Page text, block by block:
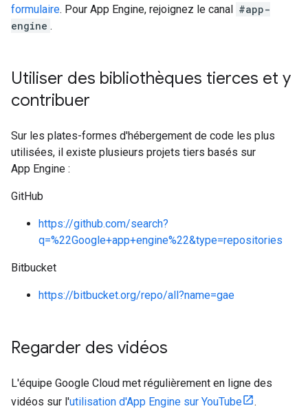
formulaire. Pour App Engine, rejoignez le canal #app-
engine .
Utiliser des bibliothèques tierces et y
contribuer
Sur les plates-formes d'hébergement de code les plus
utilisées, il existe plusieurs projets tiers basés sur
App Engine :
GitHub
https://github.com/search?
q=%22Google+app+engine%22&type=repositories
Bitbucket
https://bitbucket.org/repo/all?name=gae
Regarder des vidéos
L'équipe Google Cloud met régulièrement en ligne des
vidéos sur l'utilisation d'App Engine sur YouTube .